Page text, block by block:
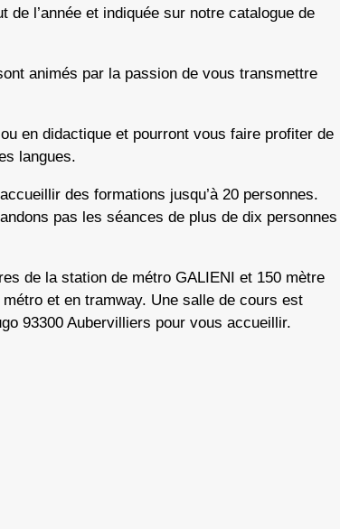
l’année et indiquée sur notre catalogue de
animés par la passion de vous transmettre
en didactique et pourront vous faire profiter de
langues.
des formations jusqu’à 20 personnes.
pas les séances de plus de dix personnes
de la station de métro GALIENI et 150 mètre
et en tramway. Une salle de cours est
93300 Aubervilliers pour vous accueillir.